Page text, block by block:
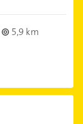
5,9 km